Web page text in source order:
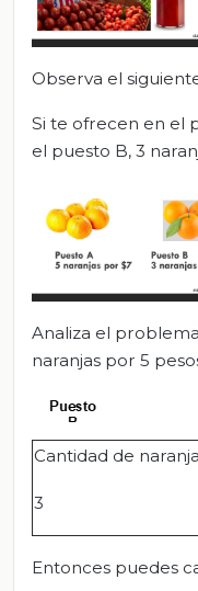
Observa el
Si te ofrecen en el
el puesto B, 3
Analiza el
naranjas por 5
Cantidad de
3
Entonces puedes